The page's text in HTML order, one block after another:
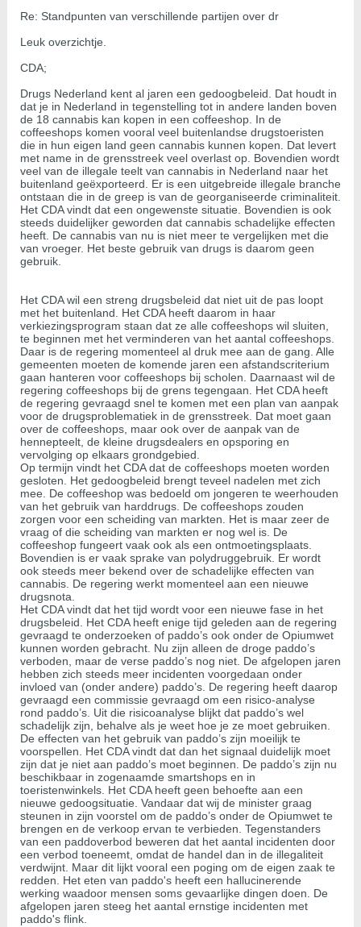
Re: Standpunten van verschillende partijen over dr
Leuk overzichtje.
CDA;
Drugs Nederland kent al jaren een gedoogbeleid. Dat houdt in
dat je in Nederland in tegenstelling tot in andere landen boven
de 18 cannabis kan kopen in een coffeeshop. In de
coffeeshops komen vooral veel buitenlandse drugstoeristen
die in hun eigen land geen cannabis kunnen kopen. Dat levert
met name in de grensstreek veel overlast op. Bovendien wordt
veel van de illegale teelt van cannabis in Nederland naar het
buitenland geëxporteerd. Er is een uitgebreide illegale branche
ontstaan die in de greep is van de georganiseerde criminaliteit.
Het CDA vindt dat een ongewenste situatie. Bovendien is ook
steeds duidelijker geworden dat cannabis schadelijke effecten
heeft. De cannabis van nu is niet meer te vergelijken met die
van vroeger. Het beste gebruik van drugs is daarom geen
gebruik.
Het CDA wil een streng drugsbeleid dat niet uit de pas loopt
met het buitenland. Het CDA heeft daarom in haar
verkiezingsprogram staan dat ze alle coffeeshops wil sluiten,
te beginnen met het verminderen van het aantal coffeeshops.
Daar is de regering momenteel al druk mee aan de gang. Alle
gemeenten moeten de komende jaren een afstandscriterium
gaan hanteren voor coffeeshops bij scholen. Daarnaast wil de
regering coffeeshops bij de grens tegengaan. Het CDA heeft
de regering gevraagd snel te komen met een plan van aanpak
voor de drugsproblematiek in de grensstreek. Dat moet gaan
over de coffeeshops, maar ook over de aanpak van de
hennepteelt, de kleine drugsdealers en opsporing en
vervolging op elkaars grondgebied.
Op termijn vindt het CDA dat de coffeeshops moeten worden
gesloten. Het gedoogbeleid brengt teveel nadelen met zich
mee. De coffeeshop was bedoeld om jongeren te weerhouden
van het gebruik van harddrugs. De coffeeshops zouden
zorgen voor een scheiding van markten. Het is maar zeer de
vraag of die scheiding van markten er nog wel is. De
coffeeshop fungeert vaak ook als een ontmoetingsplaats.
Bovendien is er vaak sprake van polydruggebruik. Er wordt
ook steeds meer bekend over de schadelijke effecten van
cannabis. De regering werkt momenteel aan een nieuwe
drugsnota.
Het CDA vindt dat het tijd wordt voor een nieuwe fase in het
drugsbeleid. Het CDA heeft enige tijd geleden aan de regering
gevraagd te onderzoeken of paddo’s ook onder de Opiumwet
kunnen worden gebracht. Nu zijn alleen de droge paddo’s
verboden, maar de verse paddo’s nog niet. De afgelopen jaren
hebben zich steeds meer incidenten voorgedaan onder
invloed van (onder andere) paddo’s. De regering heeft daarop
gevraagd een commissie gevraagd om een risico-analyse
rond paddo’s. Uit die risicoanalyse blijkt dat paddo’s wel
schadelijk zijn, behalve als je weet hoe je ze moet gebruiken.
De effecten van het gebruik van paddo’s zijn moeilijk te
voorspellen. Het CDA vindt dat dan het signaal duidelijk moet
zijn dat je niet aan paddo’s moet beginnen. De paddo’s zijn nu
beschikbaar in zogenaamde smartshops en in
toeristenwinkels. Het CDA heeft geen behoefte aan een
nieuwe gedoogsituatie. Vandaar dat wij de minister graag
steunen in zijn voorstel om de paddo’s onder de Opiumwet te
brengen en de verkoop ervan te verbieden. Tegenstanders
van een paddoverbod beweren dat het aantal incidenten door
een verbod toeneemt, omdat de handel dan in de illegaliteit
verdwijnt. Maar dit lijkt vooral een poging om de eigen zaak te
redden. Het eten van paddo's heeft een hallucinerende
werking waadoor mensen soms gevaarlijke dingen doen. De
afgelopen jaren steeg het aantal ernstige incidenten met
paddo's flink.